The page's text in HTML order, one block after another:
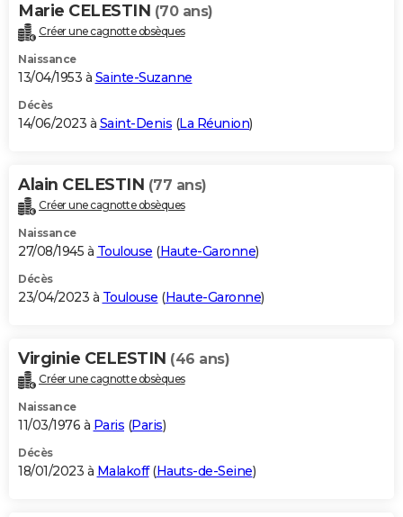
Marie CELESTIN (70 ans)
Créer une cagnotte obsèques
Naissance
13/04/1953 à Sainte-Suzanne
Décès
14/06/2023 à Saint-Denis (La Réunion)
Alain CELESTIN (77 ans)
Créer une cagnotte obsèques
Naissance
27/08/1945 à Toulouse (Haute-Garonne)
Décès
23/04/2023 à Toulouse (Haute-Garonne)
Virginie CELESTIN (46 ans)
Créer une cagnotte obsèques
Naissance
11/03/1976 à Paris (Paris)
Décès
18/01/2023 à Malakoff(Hauts-de-Seine)